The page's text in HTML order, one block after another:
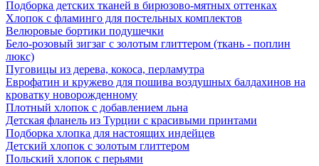
Подборка детских тканей в бирюзово-мятных оттенках
Хлопок с фламинго для постельных комплектов
Велюровые бортики подушечки
Бело-розовый зигзаг с золотым глиттером (ткань - поплин
люкс)
Пуговицы из дерева, кокоса, перламутра
Еврофатин и кружево для пошива воздушных балдахинов на
кроватку новорожденному
Плотный хлопок с добавлением льна
Детская фланель из Турции с красивыми принтами
Подборка хлопка для настоящих индейцев
Детский хлопок с золотым глиттером
Польский хлопок с перьями